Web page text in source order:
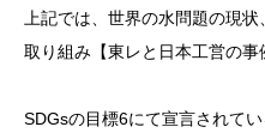
上記では、世界の水問題の現
取り組み【東レと日本工営の事
SDGsの目標6にて宣言されて